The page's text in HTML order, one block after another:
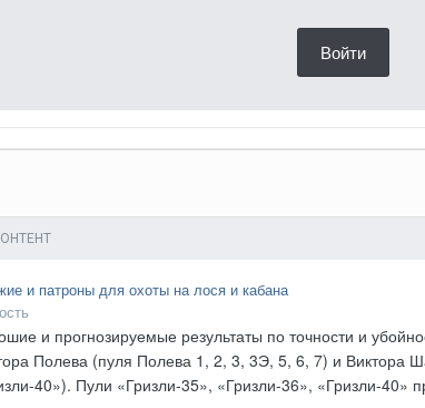
Войти
и патроны для охоты на лося и кабана
и прогнозируемые результаты по точности и
Полева (пуля Полева 1, 2, 3, 3Э, 5, 6, 7) и Виктора
40»). Пули «Гризли-35», «Гризли-36», «Гризли-40»